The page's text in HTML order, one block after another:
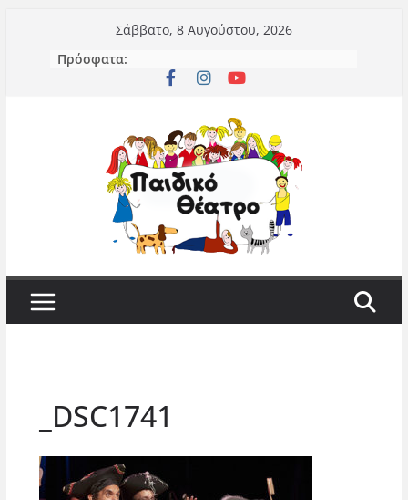
περιεχόμενο
Σάββατο, 8 Αυγούστου, 2026
Πρόσφατα:
_DSC1741